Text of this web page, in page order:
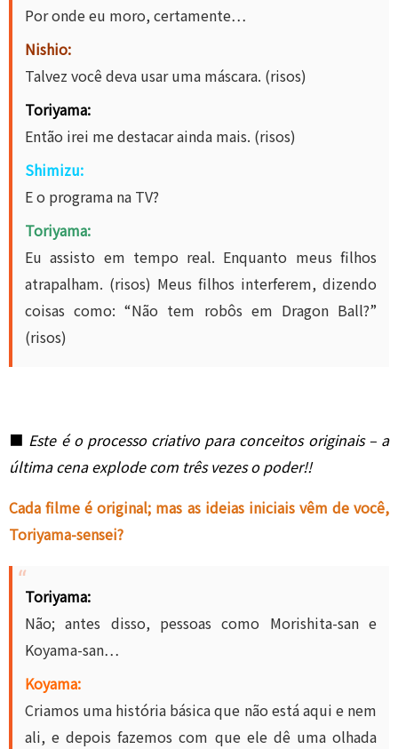
Por onde eu moro, certamente…
Nishio:
Talvez você deva usar uma máscara. (risos)
Toriyama:
Então irei me destacar ainda mais. (risos)
Shimizu:
E o programa na TV?
Toriyama:
Eu assisto em tempo real. Enquanto meus filhos
atrapalham. (risos) Meus filhos interferem, dizendo
coisas como: “Não tem robôs em Dragon Ball?”
(risos)
■ Este é o processo criativo para conceitos originais – a
última cena explode com três vezes o poder!!
Cada filme é original; mas as ideias iniciais vêm de você,
Toriyama-sensei?
Toriyama:
Não; antes disso, pessoas como Morishita-san e
Koyama-san…
Koyama:
Criamos uma história básica que não está aqui e nem
ali, e depois fazemos com que ele dê uma olhada